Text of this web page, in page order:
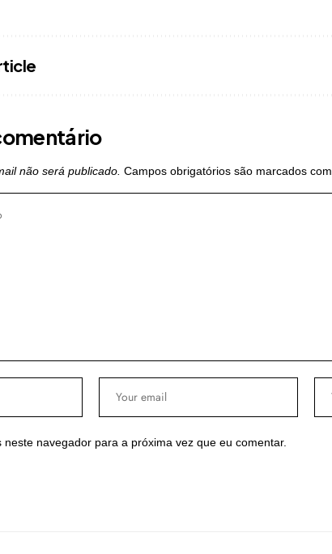
não será publicado. Campos obrigatórios são marcados com
neste navegador para a próxima vez que eu comentar.